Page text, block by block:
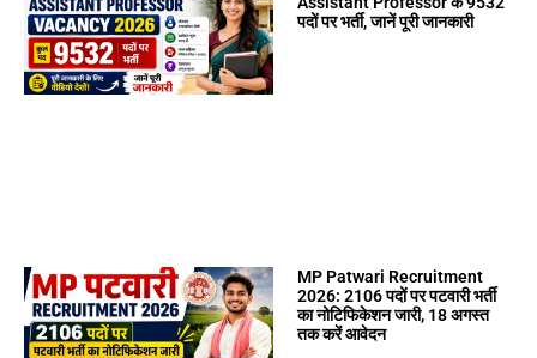
पदों पर भर्ती, जानें पूरी जानकारी
MP Patwari Recruitment
2026: 2106 पदों पर पटवारी भर्ती
का नोटिफिकेशन जारी, 18 अगस्त
तक करें आवेदन